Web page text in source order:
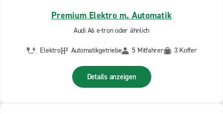
Premium Elektro m. Automatik
Audi A6 e-tron oder ähnlich
Elektro Automatikgetriebe 5 Mitfahrer 3 Koffer
Details anzeigen